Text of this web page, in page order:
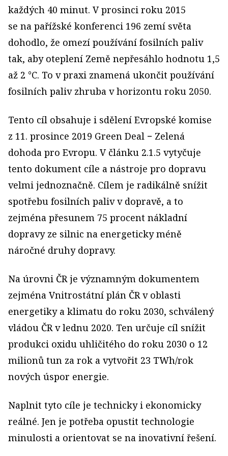
každých 40 minut. V prosinci roku 2015
se na pařížské konferenci 196 zemí světa
dohodlo, že omezí používání fosilních paliv
tak, aby oteplení Země nepřesáhlo hodnotu 1,5
až 2 °C. To v praxi znamená ukončit používání
fosilních paliv zhruba v horizontu roku 2050.
Tento cíl obsahuje i sdělení Evropské komise
z 11. prosince 2019 Green Deal − Zelená
dohoda pro Evropu. V článku 2.1.5 vytyčuje
tento dokument cíle a nástroje pro dopravu
velmi jednoznačně. Cílem je radikálně snížit
spotřebu fosilních paliv v dopravě, a to
zejména přesunem 75 procent nákladní
dopravy ze silnic na energeticky méně
náročné druhy dopravy.
Na úrovni ČR je významným dokumentem
zejména Vnitrostátní plán ČR v oblasti
energetiky a klimatu do roku 2030, schválený
vládou ČR v lednu 2020. Ten určuje cíl snížit
produkci oxidu uhličitého do roku 2030 o 12
milionů tun za rok a vytvořit 23 TWh/rok
nových úspor energie.
Naplnit tyto cíle je technicky i ekonomicky
reálné. Jen je potřeba opustit technologie
minulosti a orientovat se na inovativní řešení.